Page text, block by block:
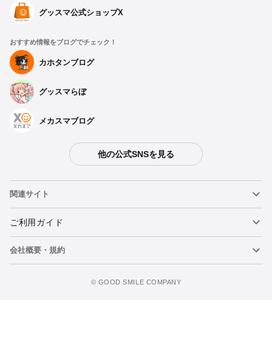
グッスマ公式ショップX
おすすめ情報をブログでチェック！
カホタンブログ
グッスマらぼ
メカスマブログ
他の公式SNSを見る
関連サイト
ねんどろいど
ねんどろいどフェイスメーカー
ご利用ガイド
重要なお知らせ
会社概要・規約
©️ GOOD SMILE COMPANY